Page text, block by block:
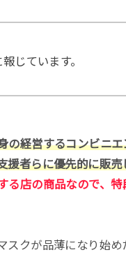
じています。
の経営するコンビニ
援者らに優先的に販
る店の商品なので、
スクが品薄になり始め